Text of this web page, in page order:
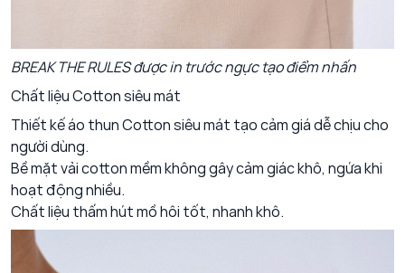
BREAK THE RULES được in trước ngực tạo điểm nhấn
Chất liệu Cotton siêu mát
Thiết kế áo thun Cotton siêu mát tạo cảm giá dễ chịu cho
người dùng.
Bề mặt vải cotton mềm không gây cảm giác khô, ngứa khi
hoạt động nhiều.
Chất liệu thấm hút mồ hôi tốt, nhanh khô.